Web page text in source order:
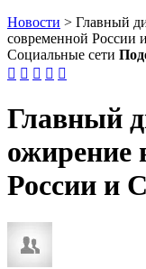
Новости > Главный
современной
Социальные сети
    
Главный
ожирение
России и